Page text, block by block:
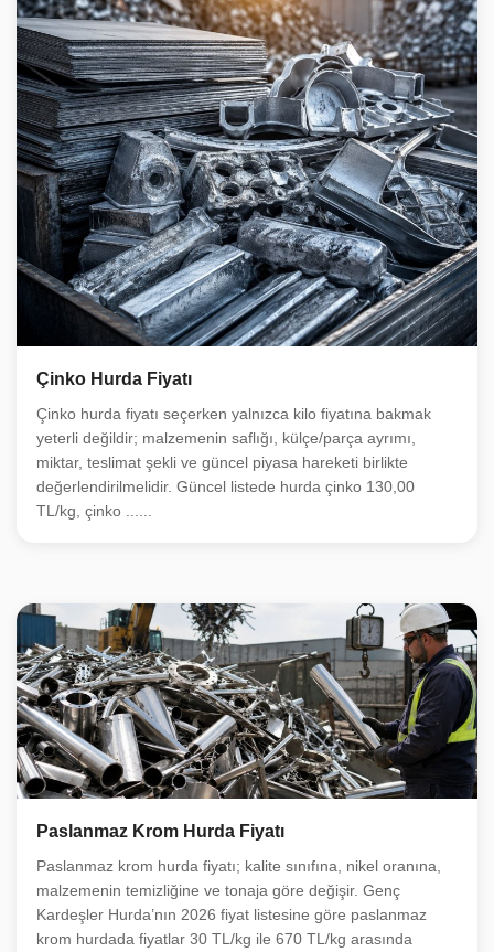
Çinko Hurda Fiyatı
Çinko hurda fiyatı seçerken yalnızca kilo fiyatına bakmak
yeterli değildir; malzemenin saflığı, külçe/parça ayrımı,
miktar, teslimat şekli ve güncel piyasa hareketi birlikte
değerlendirilmelidir. Güncel listede hurda çinko 130,00
TL/kg, çinko ......
Paslanmaz Krom Hurda Fiyatı
Paslanmaz krom hurda fiyatı; kalite sınıfına, nikel oranına,
malzemenin temizliğine ve tonaja göre değişir. Genç
Kardeşler Hurda’nın 2026 fiyat listesine göre paslanmaz
krom hurdada fiyatlar 30 TL/kg ile 670 TL/kg arasında